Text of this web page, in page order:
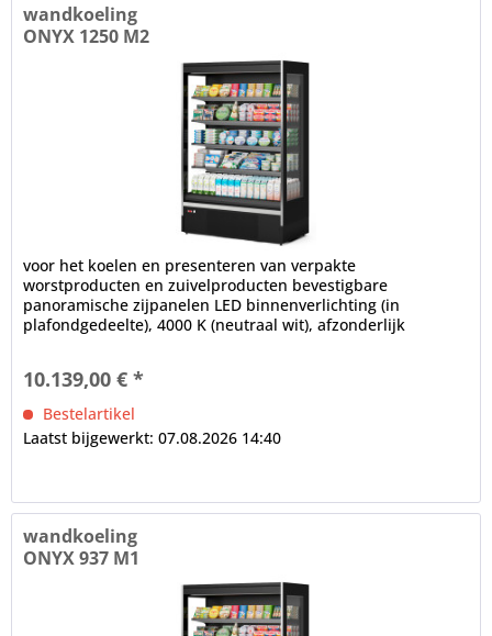
wandkoeling
ONYX 1250 M2
voor het koelen en presenteren van verpakte
worstproducten en zuivelproducten bevestigbare
panoramische zijpanelen LED binnenverlichting (in
plafondgedeelte), 4000 K (neutraal wit), afzonderlijk
10.139,00 € *
Bestelartikel
Laatst bijgewerkt: 07.08.2026 14:40
wandkoeling
ONYX 937 M1